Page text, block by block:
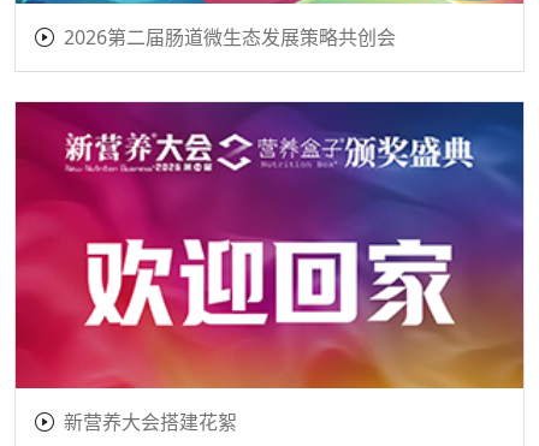
2026第二届肠道微生态发展策略共创会
新营养大会搭建花絮